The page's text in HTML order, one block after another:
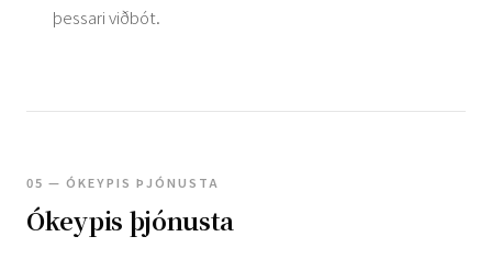
þessari viðbót.
05 — ÓKEYPIS ÞJÓNUSTA
Ókeypis þjónusta